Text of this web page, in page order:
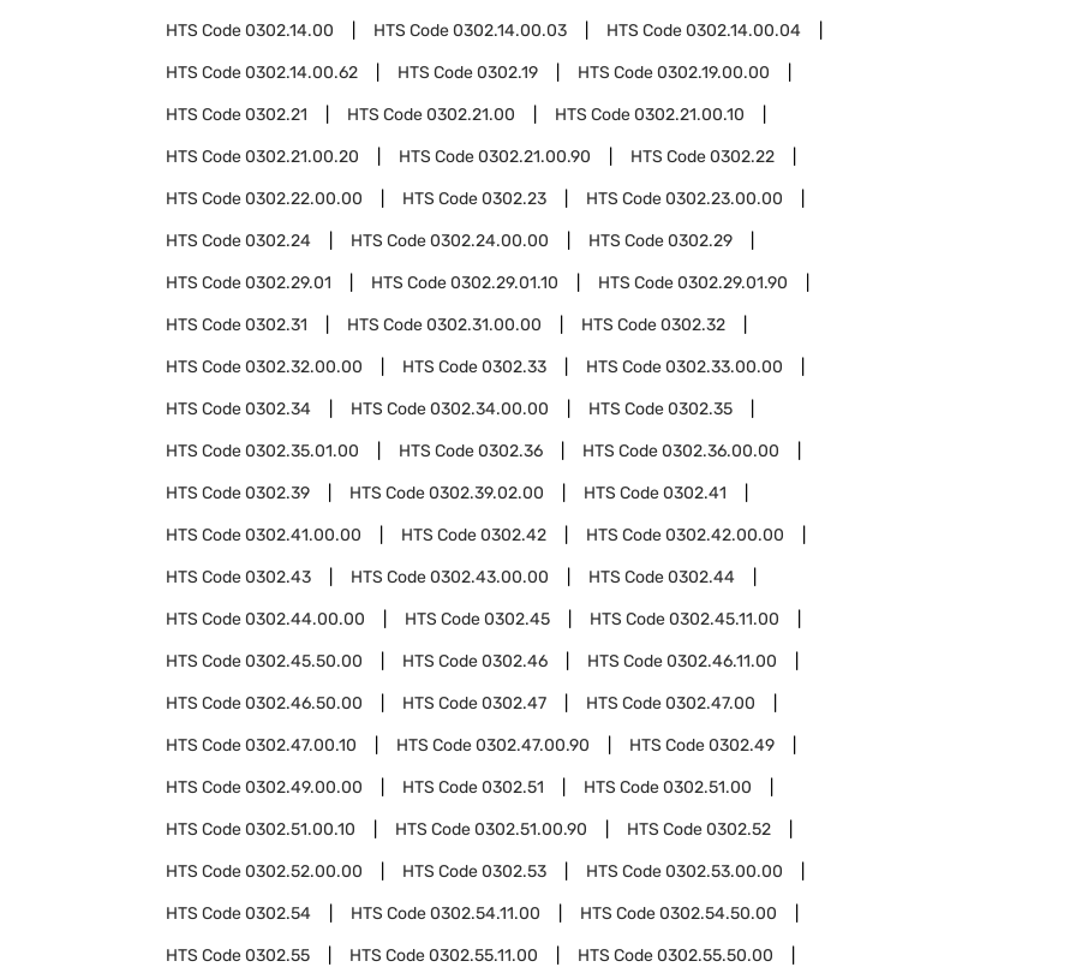
HTS Code0302.14.00 HTS Code0302.14.00.03 HTS Code0302.14.00.04
HTS Code0302.14.00.62 HTS Code0302.19 HTS Code0302.19.00.00
HTS Code0302.21 HTS Code0302.21.00 HTS Code0302.21.00.10
HTS Code0302.21.00.20 HTS Code0302.21.00.90 HTS Code0302.22
HTS Code0302.22.00.00 HTS Code0302.23 HTS Code0302.23.00.00
HTS Code0302.24 HTS Code0302.24.00.00 HTS Code0302.29
HTS Code0302.29.01 HTS Code0302.29.01.10 HTS Code0302.29.01.90
HTS Code0302.31 HTS Code0302.31.00.00 HTS Code0302.32
HTS Code0302.32.00.00 HTS Code0302.33 HTS Code0302.33.00.00
HTS Code0302.34 HTS Code0302.34.00.00 HTS Code0302.35
HTS Code0302.35.01.00 HTS Code0302.36 HTS Code0302.36.00.00
HTS Code0302.39 HTS Code0302.39.02.00 HTS Code0302.41
HTS Code0302.41.00.00 HTS Code0302.42 HTS Code0302.42.00.00
HTS Code0302.43 HTS Code0302.43.00.00 HTS Code0302.44
HTS Code0302.44.00.00 HTS Code0302.45 HTS Code0302.45.11.00
HTS Code0302.45.50.00 HTS Code0302.46 HTS Code0302.46.11.00
HTS Code0302.46.50.00 HTS Code0302.47 HTS Code0302.47.00
HTS Code0302.47.00.10 HTS Code0302.47.00.90 HTS Code0302.49
HTS Code0302.49.00.00 HTS Code0302.51 HTS Code0302.51.00
HTS Code0302.51.00.10 HTS Code0302.51.00.90 HTS Code0302.52
HTS Code0302.52.00.00 HTS Code0302.53 HTS Code0302.53.00.00
HTS Code0302.54 HTS Code0302.54.11.00 HTS Code0302.54.50.00
HTS Code0302.55 HTS Code0302.55.11.00 HTS Code0302.55.50.00